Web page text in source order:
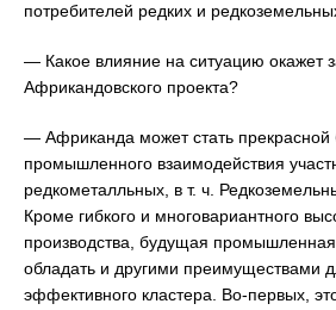
потребителей редких и
— Какое влияние на ситуацию окажет
Африкандовского проекта?
— Африканда может стать прекрасной
промышленного взаимодействия
редкометалльных, в т. ч.
Кроме гибкого и многовариантного
производства, будущая
обладать и другими преимуществами
эффективного кластера. Во-первых,